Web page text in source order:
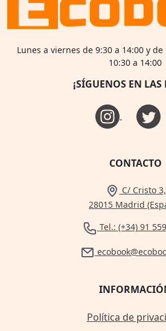
Lunes a viernes de 9:30 a 14:00 y
10:30 a 14:00
¡SÍGUENOS EN LAS
CONTACTO
C/ Cristo 3,
28015 Madrid
Tel.: (+34) 91
Política de